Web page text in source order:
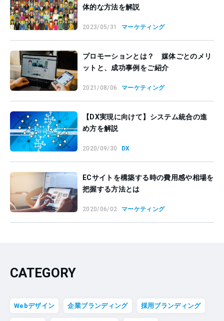
体的な方法を解説
2023/05/31 マーケティング
プロモーションとは？ 媒体ごとのメリ
ットと、成功事例をご紹介
2021/08/06 マーケティング
【DX実現に向けて】システム統合の進
め方を解説
2020/09/30 DX
ECサイトを構築する時の費用感や相場を
把握する方法とは
2020/06/02 マーケティング
CATEGORY
Webデザイン 企業ブランディング 採用ブランディング